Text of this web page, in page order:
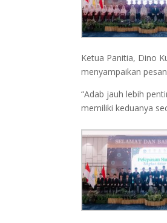
Ketua Panitia, Dino
menyampaikan
“Adab jauh lebih
memiliki keduanya